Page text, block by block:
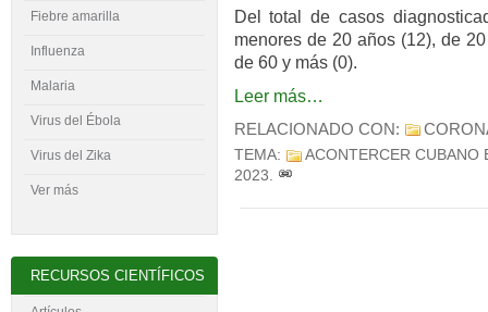
Del total de casos
menores de 20 años (12), de
de 60 y más (0).
Leer más…
RELACIONADO CON:
TEMA:
ACONTERCER CUBANO
2023.
Fiebre amarilla
Influenza
Malaria
Virus del Ébola
Virus del Zika
Ver más
RECURSOS CIENTÍFICOS